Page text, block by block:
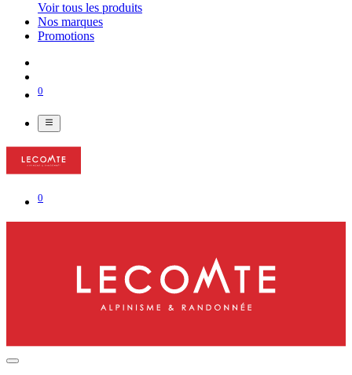
Voir tous les produits
Nos marques
Promotions
0
0